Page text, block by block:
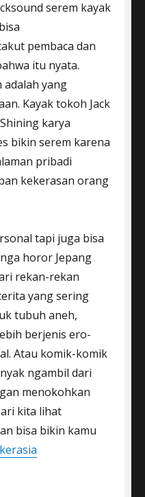
serem kayak
pembaca dan
itu nyata.
yang
Kayak tokoh Jack
karya
bikin serem karena
pribadi
kekerasan orang
tapi juga bisa
horor Jepang
rekan-rekan
yang sering
tubuh aneh,
berjenis ero-
Atau komik-komik
ngambil dari
menokohkan
kita lihat
bisa bikin kamu